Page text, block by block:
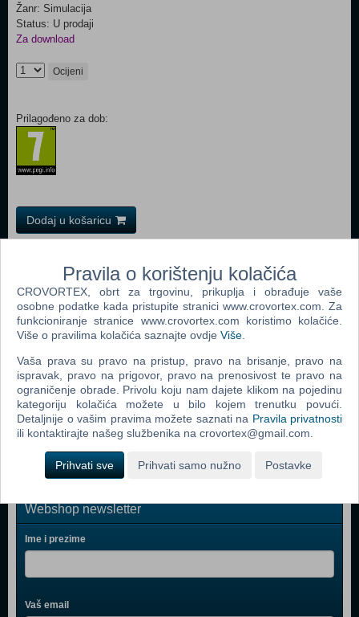
Žanr: Simulacija
Status: U prodaji
Za download
Ocijeni
Prilagođeno za dob:
Dodaj u košaricu
The Sims 3 (PC)
John Deere American Farmer Deluxe (PC)
The Sims Pet Stories (PC)
Zoo Tycoon 2 Extinct Animals (PC)
Littlest Pet Shop (PC)
Microsoft Flight Simulator X (PC)
Webshop newsletter
Ime i prezime
Vaš email
Pravila o korištenju kolačića
CROVORTEX, obrt za trgovinu, prikuplja i obrađuje vaše
osobne podatke kada pristupite stranici www.crovortex.com. Za
funkcioniranje stranice www.crovortex.com koristimo kolačiće.
Više o pravilima kolačića saznajte ovdje Više
Vaša prava su pravo na pristup, pravo na brisanje, pravo na
ispravak, pravo na prigovor, pravo na prenosivost te pravo na
ograničenje obrade. Privolu koju nam dajete klikom na pojedinu
kategoriju kolačića možete u bilo kojem trenutku povući.
Detaljnije o vašim pravima možete saznati na Pravila privatnosti
ili kontaktirajte našeg službenika na crovortex@gmail.com.
Prihvati sve Prihvati samo nužno Postavke